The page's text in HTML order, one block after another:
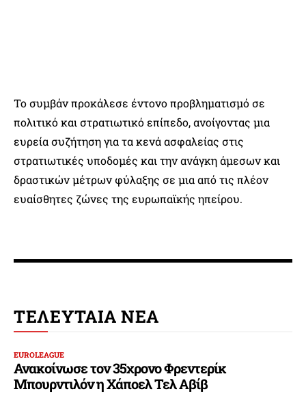
Το συμβάν προκάλεσε έντονο προβληματισμό σε
πολιτικό και στρατιωτικό επίπεδο, ανοίγοντας μια
ευρεία συζήτηση για τα κενά ασφαλείας στις
στρατιωτικές υποδομές και την ανάγκη άμεσων και
δραστικών μέτρων φύλαξης σε μια από τις πλέον
ευαίσθητες ζώνες της ευρωπαϊκής ηπείρου.
ΤΕΛΕΥΤΑΙΑ ΝΕΑ
EUROLEAGUE
Ανακοίνωσε τον 35χρονο Φρεντερίκ
Μπουρντιλόν η Χάποελ Τελ Αβίβ